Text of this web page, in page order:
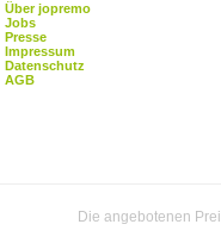
Über jopremo
Jobs
Presse
Impressum
Datenschutz
AGB
Die angebotenen